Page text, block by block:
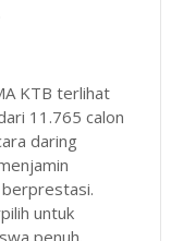
KTB terlihat
11.765 calon
daring
untuk
penuh.